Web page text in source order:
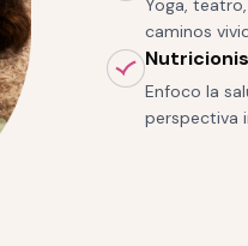
Yoga,
caminos
Enfoco la
perspectiva